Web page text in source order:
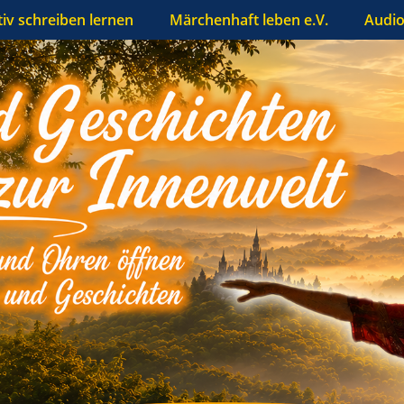
schreiben lernen Märchenhaft leben e.V.